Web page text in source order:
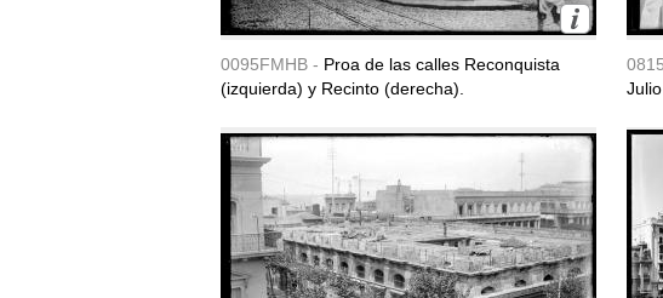
0095FMHB - Proa de las calles Reconquista
(izquierda) y Recinto (derecha).